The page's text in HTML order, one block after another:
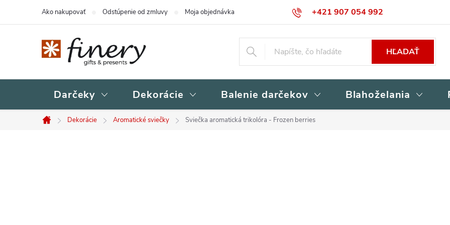
+421 907 054 992
Ako nakupovať Odstúpenie od zmluvy Moja objednávka Obchodné podmienky Podmienky ochrany
HĽADAŤ
Darčeky Dekorácie Balenie darčekov Blahoželania
Domov
Dekorácie Aromatické sviečky Sviečka aromatická trikolóra - Frozen berries